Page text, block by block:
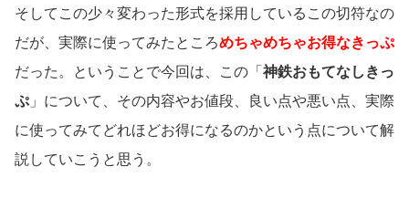
そしてこの少々変わった形式を採用しているこの切符なの
だが、実際に使ってみたところめちゃめちゃお得なきっぷ
だった。ということで今回は、この「 神鉄おもてなしきっ
ぷ」について、その内容やお値段、良い点や悪い点、実際
に使ってみてどれほどお得になるのかという点について解
説していこうと思う。